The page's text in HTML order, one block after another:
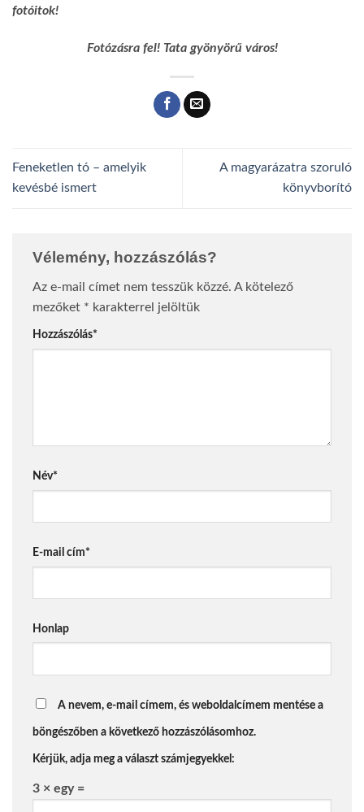
fotóitok!
Fotózásra fel! Tata gyönyörű város!
Feneketlen tó – amelyik
kevésbé ismert
A magyarázatra szoruló
könyvborító
Vélemény, hozzászólás?
Az e-mail címet nem tesszük közzé. A kötelező
mezőket * karakterrel jelöltük
Hozzászólás*
Név*
E-mail cím*
Honlap
A nevem, e-mail címem, és weboldalcímem mentése a
böngészőben a következő hozzászólásomhoz.
Kérjük, adja meg a választ számjegyekkel:
3 × egy =